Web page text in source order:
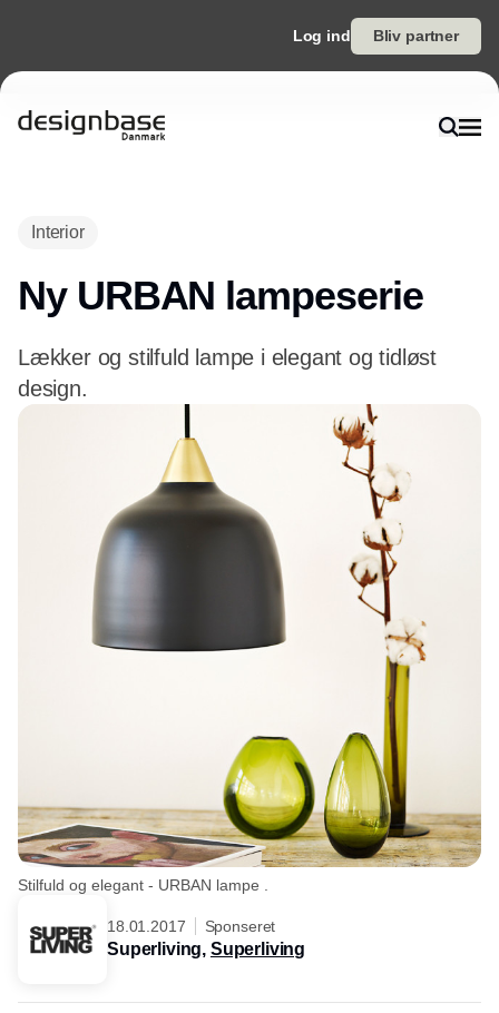
Log ind Bliv partner
Interior
Ny URBAN lampeserie
Lækker og stilfuld lampe i elegant og tidløst
design.
Stilfuld og elegant - URBAN lampe .
18.01.2017 Sponseret
Superliving, Superliving